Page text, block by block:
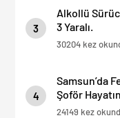
3
Alkollü
3 Yaralı.
30204 kez
4
Samsun’da
Şoför
24149 kez